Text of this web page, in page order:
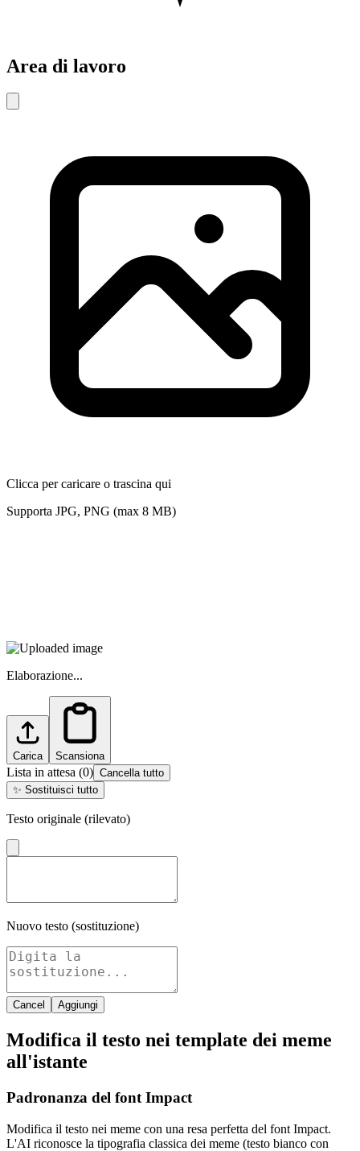
Area di lavoro
Clicca per caricare o trascina qui
Supporta JPG, PNG (max 8 MB)
Elaborazione...
Carica Scansiona
Lista in attesa (0) Cancella tutto
✨ Sostituisci tutto
Testo originale (rilevato)
Nuovo testo (sostituzione)
Cancel Aggiungi
Modifica il testo nei template dei meme
all'istante
Padronanza del font Impact
Modifica il testo nei meme con una resa perfetta del font Impact.
L'AI riconosce la tipografia classica dei meme (testo bianco con